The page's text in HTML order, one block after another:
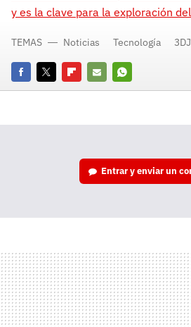
y es la clave para la exploración
FacebookTwitterFlipboard
E-
Whatsapp
TEMAS Noticias Tecnología
Entrar y enviar un